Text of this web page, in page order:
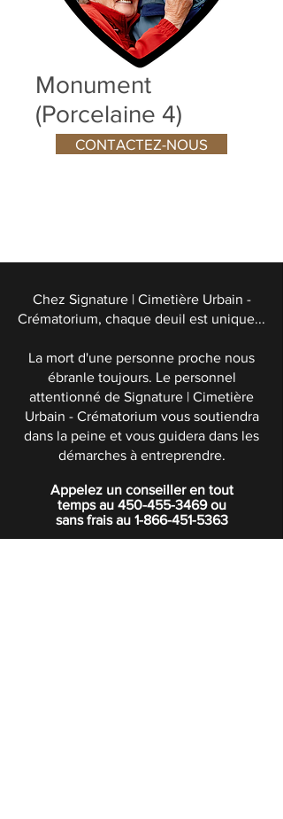
Monument
(Porcelaine 4)
CONTACTEZ-NOUS
Chez Signature | Cimetière Urbain -
Crématorium, chaque deuil est unique...
La mort d'une personne proche nous
ébranle toujours. Le personnel
attentionné de Signature | Cimetière
Urbain - Crématorium vous soutiendra
dans la peine et vous guidera dans les
démarches à entreprendre.
Appelez un conseiller en tout
temps au 450-455-3469ou
sans frais au 1-866-451-5363